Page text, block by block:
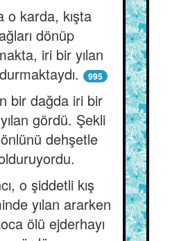
o karda, kışta
dönüp
iri bir yılan
995
bir dağda iri bir
gördü. Şekli
dehşetle
o şiddetli kış
yılan ararken
ölü ejderhayı